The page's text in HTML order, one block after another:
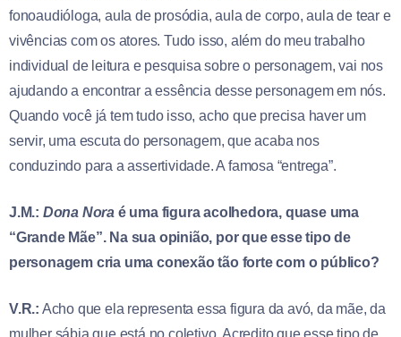
fonoaudióloga, aula de prosódia, aula de corpo, aula de tear e
vivências com os atores. Tudo isso, além do meu trabalho
individual de leitura e pesquisa sobre o personagem, vai nos
ajudando a encontrar a essência desse personagem em nós.
Quando você já tem tudo isso, acho que precisa haver um
servir, uma escuta do personagem, que acaba nos
conduzindo para a assertividade. A famosa “entrega”.
J.M.: Dona Nora é uma figura acolhedora, quase uma
“Grande Mãe”. Na sua opinião, por que esse tipo de
personagem cria uma conexão tão forte com o público?
V.R.: Acho que ela representa essa figura da avó, da mãe, da
mulher sábia que está no coletivo. Acredito que esse tipo de